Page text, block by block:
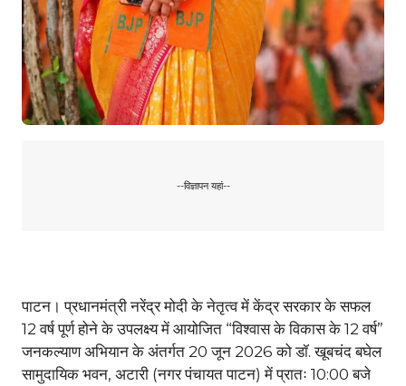
--विज्ञापन यहां--
पाटन। प्रधानमंत्री नरेंद्र मोदी के नेतृत्व में केंद्र सरकार के सफल
12 वर्ष पूर्ण होने के उपलक्ष्य में आयोजित “विश्वास के विकास के 12 वर्ष”
जनकल्याण अभियान के अंतर्गत 20 जून 2026 को डॉ. खूबचंद बघेल
सामुदायिक भवन, अटारी (नगर पंचायत पाटन) में प्रातः 10:00 बजे